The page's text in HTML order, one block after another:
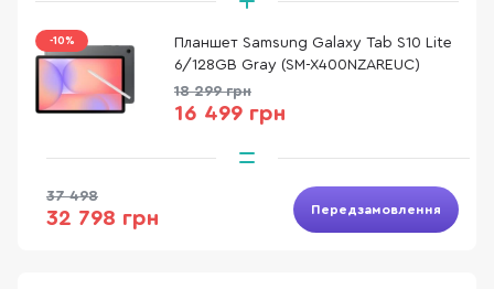
-10%
Планшет Samsung Galaxy Tab S10 Lite
6/128GB Gray (SM-X400NZAREUC)
18 299 грн
16 499 грн
37 498
32 798 грн Передзамовлення